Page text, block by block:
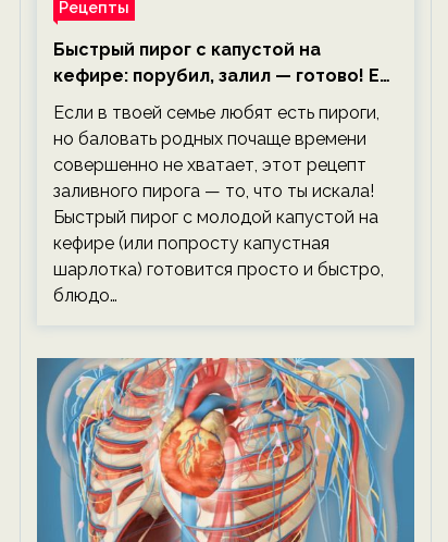
Рецепты
Быстрый пирог с капустой на
кефире: порубил, залил — готово! Ем,
не тревожась о фигуре!
Если в твоей семье любят есть пироги,
но баловать родных почаще времени
совершенно не хватает, этот рецепт
заливного пирога — то, что ты искала!
Быстрый пирог с молодой капустой на
кефире (или попросту капустная
шарлотка) готовится просто и быстро,
блюдо…